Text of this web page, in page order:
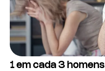
1 em cada 3